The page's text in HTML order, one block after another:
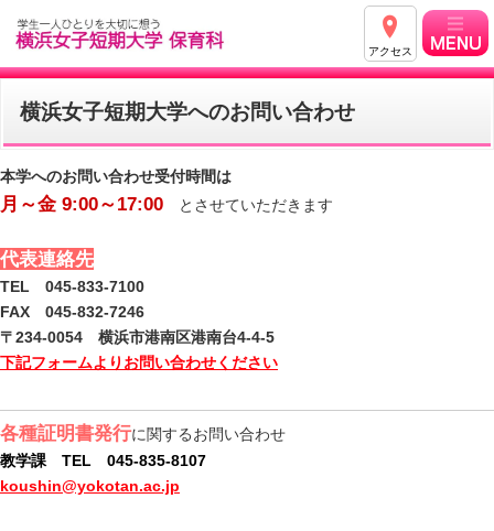
アクセス
横浜女子短期大学へのお問い合わせ
本学へのお問い合わせ受付時間は
月～金 9:00～17:00 とさせていただきます
代表連絡先
TEL 045-833-7100
FAX 045-832-7246
〒234-0054 横浜市港南区港南台4-4-5
下記フォームよりお問い合わせください
各種証明書発行に関するお問い合わせ
教学課 TEL 045-835-8107
koushin@yokotan.ac.jp